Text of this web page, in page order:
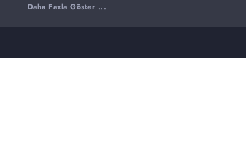
Daha Fazla Göster ...